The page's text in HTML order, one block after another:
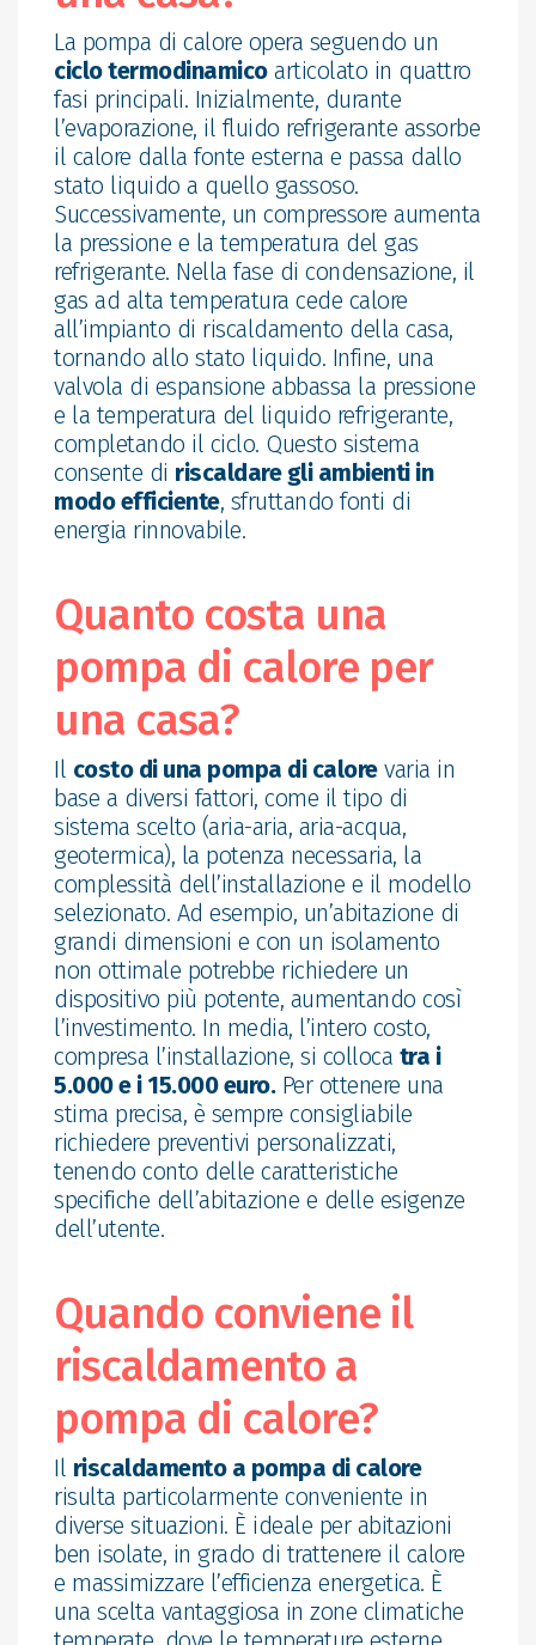
La pompa di calore opera seguendo un
ciclo termodinamicoarticolato in quattro
fasi principali. Inizialmente, durante
l’evaporazione, il fluido refrigerante assorbe
il calore dalla fonte esterna e passa dallo
stato liquido a quello gassoso.
Successivamente, un compressore aumenta
la pressione e la temperatura del gas
refrigerante. Nella fase di condensazione, il
gas ad alta temperatura cede calore
all’impianto di riscaldamento della casa,
tornando allo stato liquido. Infine, una
valvola di espansione abbassa la pressione
e la temperatura del liquido refrigerante,
completando il ciclo. Questo sistema
consente di riscaldare gli ambienti in
modo efficiente, sfruttando fonti di
energia rinnovabile.
Quanto costa una
pompa di calore per
una casa?
Il costo di una pompa di calorevaria in
base a diversi fattori, come il tipo di
sistema scelto (aria-aria, aria-acqua,
geotermica), la potenza necessaria, la
complessità dell’installazione e il modello
selezionato. Ad esempio, un’abitazione di
grandi dimensioni e con un isolamento
non ottimale potrebbe richiedere un
dispositivo più potente, aumentando così
l’investimento. In media, l’intero costo,
compresa l’installazione, si colloca tra i
5.000 e i 15.000 euro.Per ottenere una
stima precisa, è sempre consigliabile
richiedere preventivi personalizzati,
tenendo conto delle caratteristiche
specifiche dell’abitazione e delle esigenze
dell’utente.
Quando conviene il
riscaldamento a
pompa di calore?
Il riscaldamento a pompa di calore
risulta particolarmente conveniente in
diverse situazioni. È ideale per abitazioni
ben isolate, in grado di trattenere il calore
e massimizzare l’efficienza energetica. È
una scelta vantaggiosa in zone climatiche